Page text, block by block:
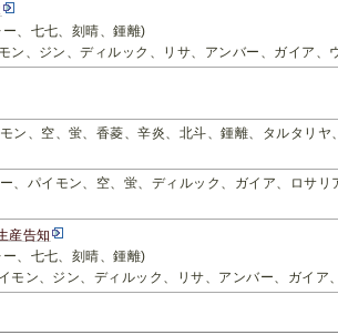
、七七、刻晴、鍾離)
ン、ジン、ディルック、リサ、アンバー、ガイア
ン、空、蛍、香菱、辛炎、北斗、鍾離、タルタリ
、パイモン、空、蛍、ディルック、ガイア、ロサ
産告知
、七七、刻晴、鍾離)
モン、ジン、ディルック、リサ、アンバー、ガイ